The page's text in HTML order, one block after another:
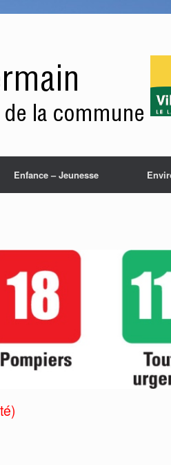
Enfance – Jeunesse